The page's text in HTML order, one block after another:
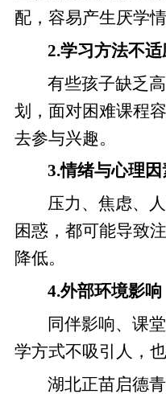
配，容易产生厌学情
2.学习方法不适
有些孩子缺乏
划，面对困难课程
去参与兴趣。
3.情绪与心理因
压力、焦虑、
困惑，都可能导致
降低。
4.外部环境影响
同伴影响、课
学方式不吸引人，
湖北正苗启德